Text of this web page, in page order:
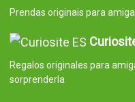
Prendas originais para
Regalos originales para
sorprenderla